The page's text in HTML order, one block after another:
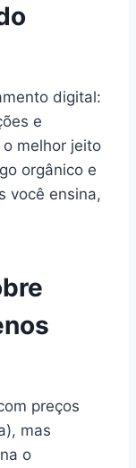
digital:
e
melhor jeito
orgânico e
você ensina,
preços
mas
o